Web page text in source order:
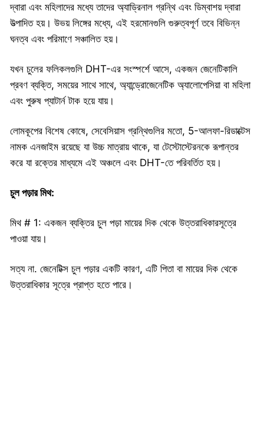
দ্বারা এবং মহিলাদের মধ্যে তাদের অ্যাড্রিনাল গ্রন্থি এবং ডিম্বাশয় দ্বারা
উত্পাদিত হয়। উভয় লিঙ্গের মধ্যে, এই হরমোনগুলি গুরুত্বপূর্ণ তবে বিভিন্ন
ঘনত্ব এবং পরিমাণে সঞ্চালিত হয়।
যখন চুলের ফলিকলগুলি DHT-এর সংস্পর্শে আসে, একজন জেনেটিকালি
প্রবণ ব্যক্তি, সময়ের সাথে সাথে, অ্যান্ড্রোজেনেটিক অ্যালোপেসিয়া বা মহিলা
এবং পুরুষ প্যাটার্ন টাক হয়ে যায়।
লোমকূপের বিশেষ কোষে, সেবেসিয়াস গ্রন্থিগুলির মতো, 5-আলফা-রিডাক্টেস
নামক এনজাইম রয়েছে যা উচ্চ মাত্রায় থাকে, যা টেস্টোস্টেরনকে রূপান্তর
করে যা রক্তের মাধ্যমে এই অঞ্চলে এবং DHT-তে পরিবর্তিত হয়।
চুল পড়ার মিথ:
মিথ # 1: একজন ব্যক্তির চুল পড়া মায়ের দিক থেকে উত্তরাধিকারসূত্রে
পাওয়া যায়।
সত্য না. জেনেটিক্স চুল পড়ার একটি কারণ, এটি পিতা বা মায়ের দিক থেকে
উত্তরাধিকার সূত্রে প্রাপ্ত হতে পারে।